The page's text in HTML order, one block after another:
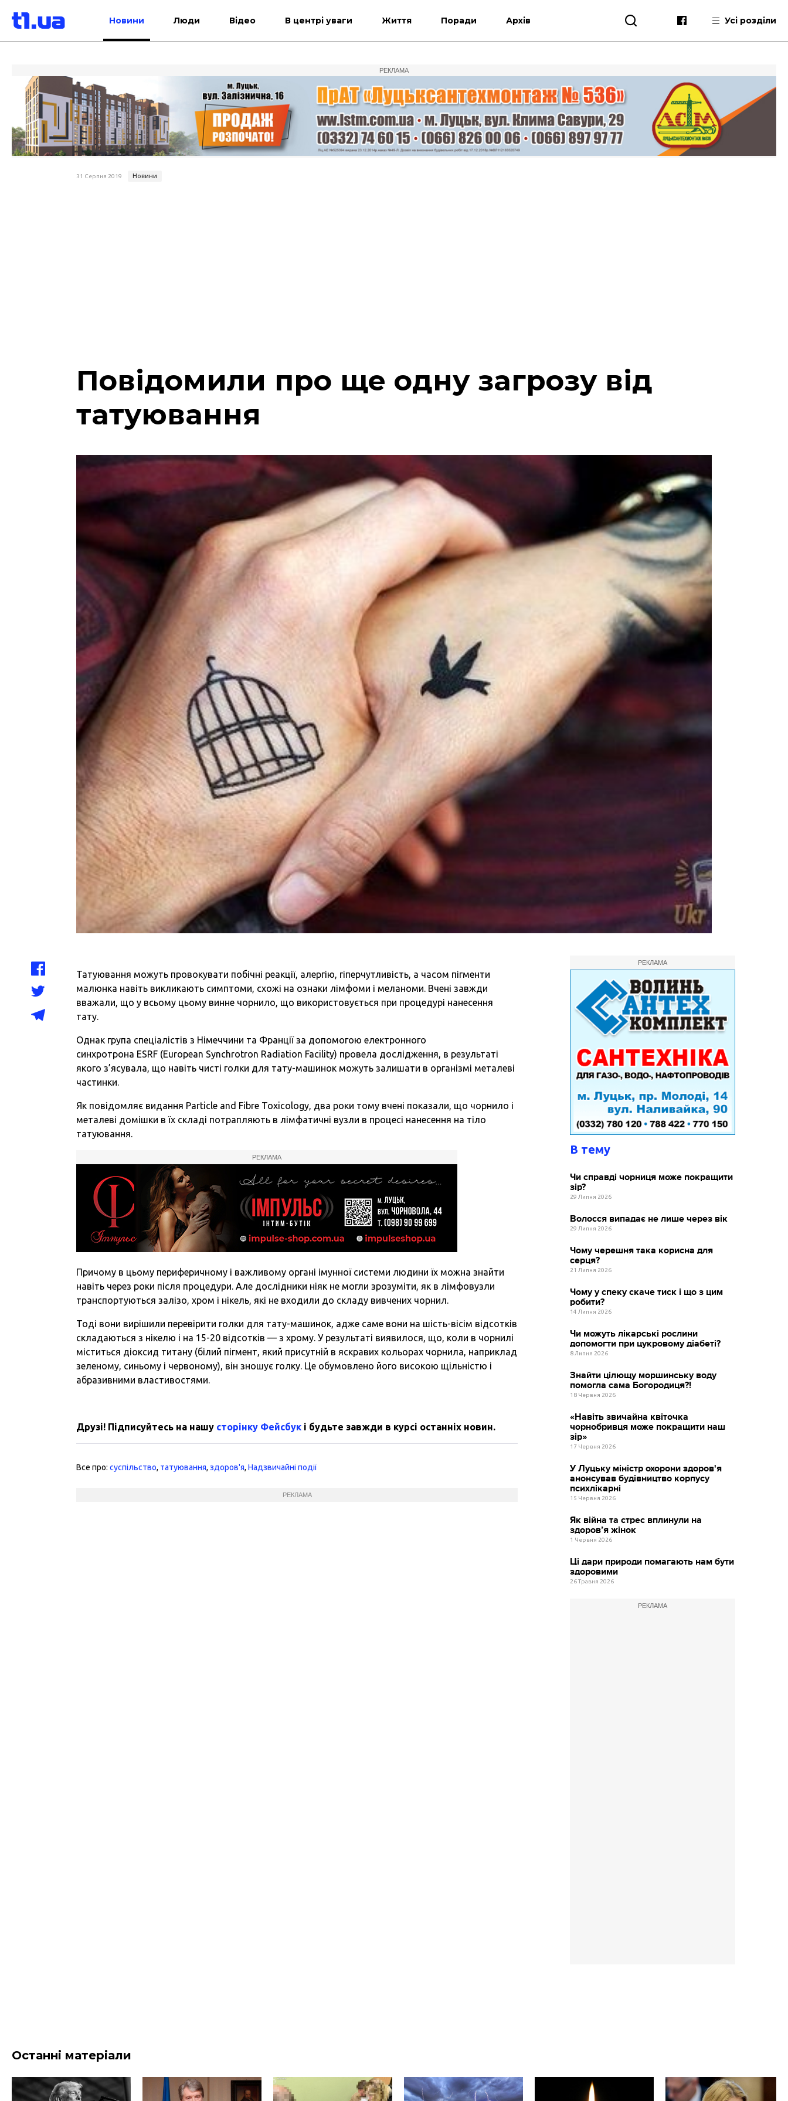
Новини Люди Відео В центрі уваги Життя Поради Архів Усі розділи
РЕКЛАМА
31 Серпня 2019 Новини
Повідомили про ще одну загрозу від
татуювання
Татуювання можуть провокувати побічні реакції, алергію, гіперчутливість, а часом пігменти
малюнка навіть викликають симптоми, схожі на ознаки лімфоми і меланоми. Вчені завжди
вважали, що у всьому цьому винне чорнило, що використовується при процедурі нанесення
тату.
Однак група спеціалістів з Німеччини та Франції за допомогою електронного
синхротрона ESRF (European Synchrotron Radiation Facility) провела дослідження, в результаті
якого з’ясувала, що навіть чисті голки для тату-машинок можуть залишати в організмі металеві
частинки.
Як повідомляє видання Particle and Fibre Toxicology, два роки тому вчені показали, що чорнило і
металеві домішки в їх складі потрапляють в лімфатичні вузли в процесі нанесення на тіло
татуювання.
РЕКЛАМА
Причому в цьому периферичному і важливому органі імунної системи людини їх можна знайти
навіть через роки після процедури. Але дослідники ніяк не могли зрозуміти, як в лімфовузли
транспортуються залізо, хром і нікель, які не входили до складу вивчених чорнил.
Тоді вони вирішили перевірити голки для тату-машинок, адже саме вони на шість-вісім відсотків
складаються з нікелю і на 15-20 відсотків — з хрому. У результаті виявилося, що, коли в чорнилі
міститься діоксид титану (білий пігмент, який присутній в яскравих кольорах чорнила, наприклад
зеленому, синьому і червоному), він зношує голку. Це обумовлено його високою щільністю і
абразивними властивостями.
Друзі! Підписуйтесь на нашу сторінку Фейсбук і будьте завжди в курсі останніх новин.
Все про:суспільство, татуювання,здоров'я,Надзвичайні події
РЕКЛАМА
РЕКЛАМА
В тему
Чи справді чорниця може покращити
зір?
29 Липня 2026
Волосся випадає не лише через вік
29 Липня 2026
Чому черешня така корисна для
серця?
21 Липня 2026
Чому у спеку скаче тиск і що з цим
робити?
14 Липня 2026
Чи можуть лікарські рослини
допомогти при цукровому діабеті?
8 Липня 2026
Знайти цілющу моршинську воду
помогла сама Богородиця?!
18 Червня 2026
«Навіть звичайна квіточка
чорнобривця може покращити наш
зір»
17 Червня 2026
У Луцьку міністр охорони здоров'я
анонсував будівництво корпусу
психлікарні
15 Червня 2026
Як війна та стрес вплинули на
здоров’я жінок
1 Червня 2026
Ці дари природи помагають нам бути
здоровими
26 Травня 2026
РЕКЛАМА
Останні матеріали